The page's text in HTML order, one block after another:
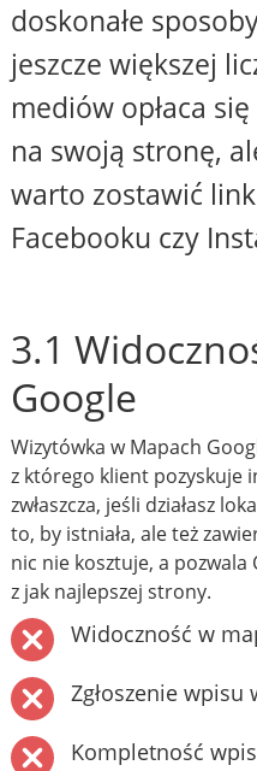
doskonałe
jeszcze większej
mediów opłaca
na swoją stronę,
warto zostawić
Facebooku czy
3.1
Google
Wizytówka w Mapach
z którego klient pozyskuje
zwłaszcza, jeśli działasz
to, by istniała, ale też
nic nie kosztuje, a
z jak najlepszej strony.
Widoczność w
Zgłoszenie wpisu
Kompletność